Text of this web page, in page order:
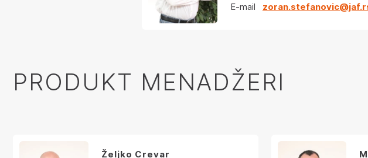
E-mail
PRODUKT MENADŽERI
Željko Crevar